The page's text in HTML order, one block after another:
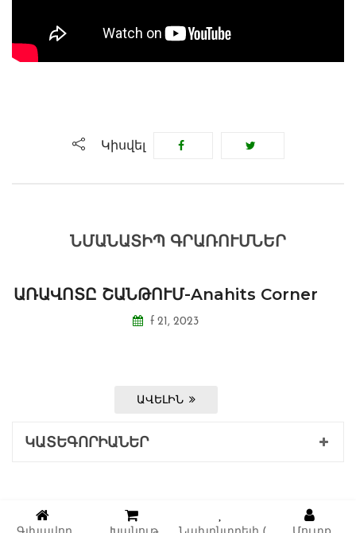
Կիսվել
ՆՄԱՆԱՏԻՊ ԳՐԱՌՈՒՄՆԵՐ
ԱՌԱՎՈՏԸ ՇԱՆԹՈՒՄ-Anahits Corner
f 21, 2023
ԱՎԵԼԻՆ
ԿԱՏԵԳՈՐԻԱՆԵՐ